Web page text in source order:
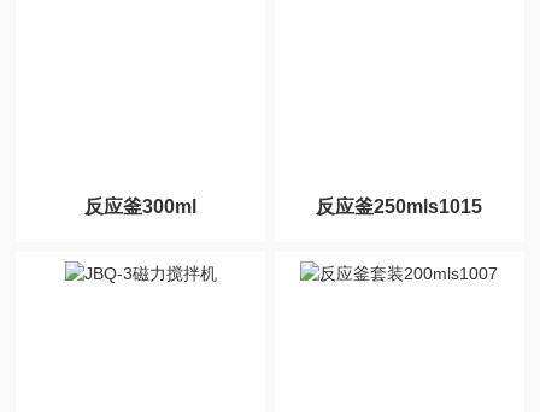
反应釜300ml 反应釜250mls1015